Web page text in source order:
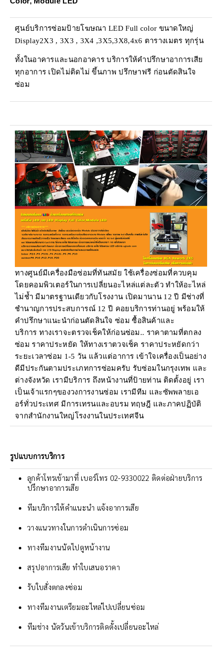
ศูนย์บริการซ่อมป้ายโฆษณา LED Full color ขนาดใหญ่
Display2X3 , 3X3 , 3X4 ,3X5,3X8,4x6 ตารางเมตร ทุกรุ่น
ทั้งในอาคารและนอกอาคาร บริการให้คำปรึกษาอาการเสีย
ทุกอาการ เปิดไม่ติดไม่ ขึ้นภาพ ปรึกษาฟรี ก่อนตัดสินใจ
ซ่อม
ทางศูนย์มีเครื่องมือซ่อมที่ทันสมัย ใช้เครื่องซ่อมที่ควบคุม
โดยคอมพิวเตอร์ในการเปลี่ยนอะไหล่แต่ละตัว ทำให้อะไหล่
ไม่ช้ำ มีมาตรฐานเดียวกับโรงงาน เปิดมานาน 12 ปี มีช่างที่
ชำนาญการประสบการณ์ 12 ปี คอยบริการท่านอยู่ พร้อมให้
คำปรึกษาแนะนำก่อนตัดสินใจ ซ่อม ซื้อสินค้าและ
บริการ ทางเราจะตรวจเช็คให้ก่อนซ่อม.. ราคาตามที่ตกลง
ซ่อม ราคาประหยัด ให้ทางเราตวจเช็ค ราคาประหยัดกว่า
ระยะเวลาซ่อม 1-5 วัน แล้วแต่อาการ เข้าใจเครื่องเป็นอย่าง
ดีมีประกันตามประเภทการซ่อมครับ รับซ่อมในกรุงเทพ และ
ต่างจังหวัด เรามีบริการ ถึงหน้างานที่ป้ายท่าน ติดตั้งอยู่ เรา
เป็นเจ้าแรกๆของวงการงานซ่อม เรามีทีม และซัพพลายเอ
อร์ทั่วประเทศ มีการเทรนและอบรม ทฤษฎี และภาคปฏิบัติ
จากสำนักงานใหญ่โรงงานในประเทศจีน
รูปแบบการบริการ
ลูกค้าโทรเข้ามาที่ เบอร์โทร 02-9330022 ติดต่อฝ่ายบริการ
ปรึกษาอาการเสีย
ทีมบริการให้คำแนะนำ แจ้งอาการเสีย
วางแนวทางในการดำเนินการซ่อม
ทางทีมงานนัดไปดูหน้างาน
สรุปอาการเสีย ทำใบเสนอราคา
รับใบสั่งตกลงซ่อม
ทางทีมงานเตรียมอะไหล่ไปเปลี่ยนซ่อม
ทีมช่าง นัดวันเข้าบริการติดตั้งเปลี่ยนอะไหล่